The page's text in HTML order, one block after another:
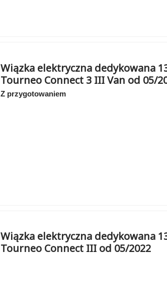
Wiązka elektryczna dedykowana
Tourneo Connect 3 III Van od 05/
Z przygotowaniem
Wiązka elektryczna dedykowana
Tourneo Connect III od 05/2022